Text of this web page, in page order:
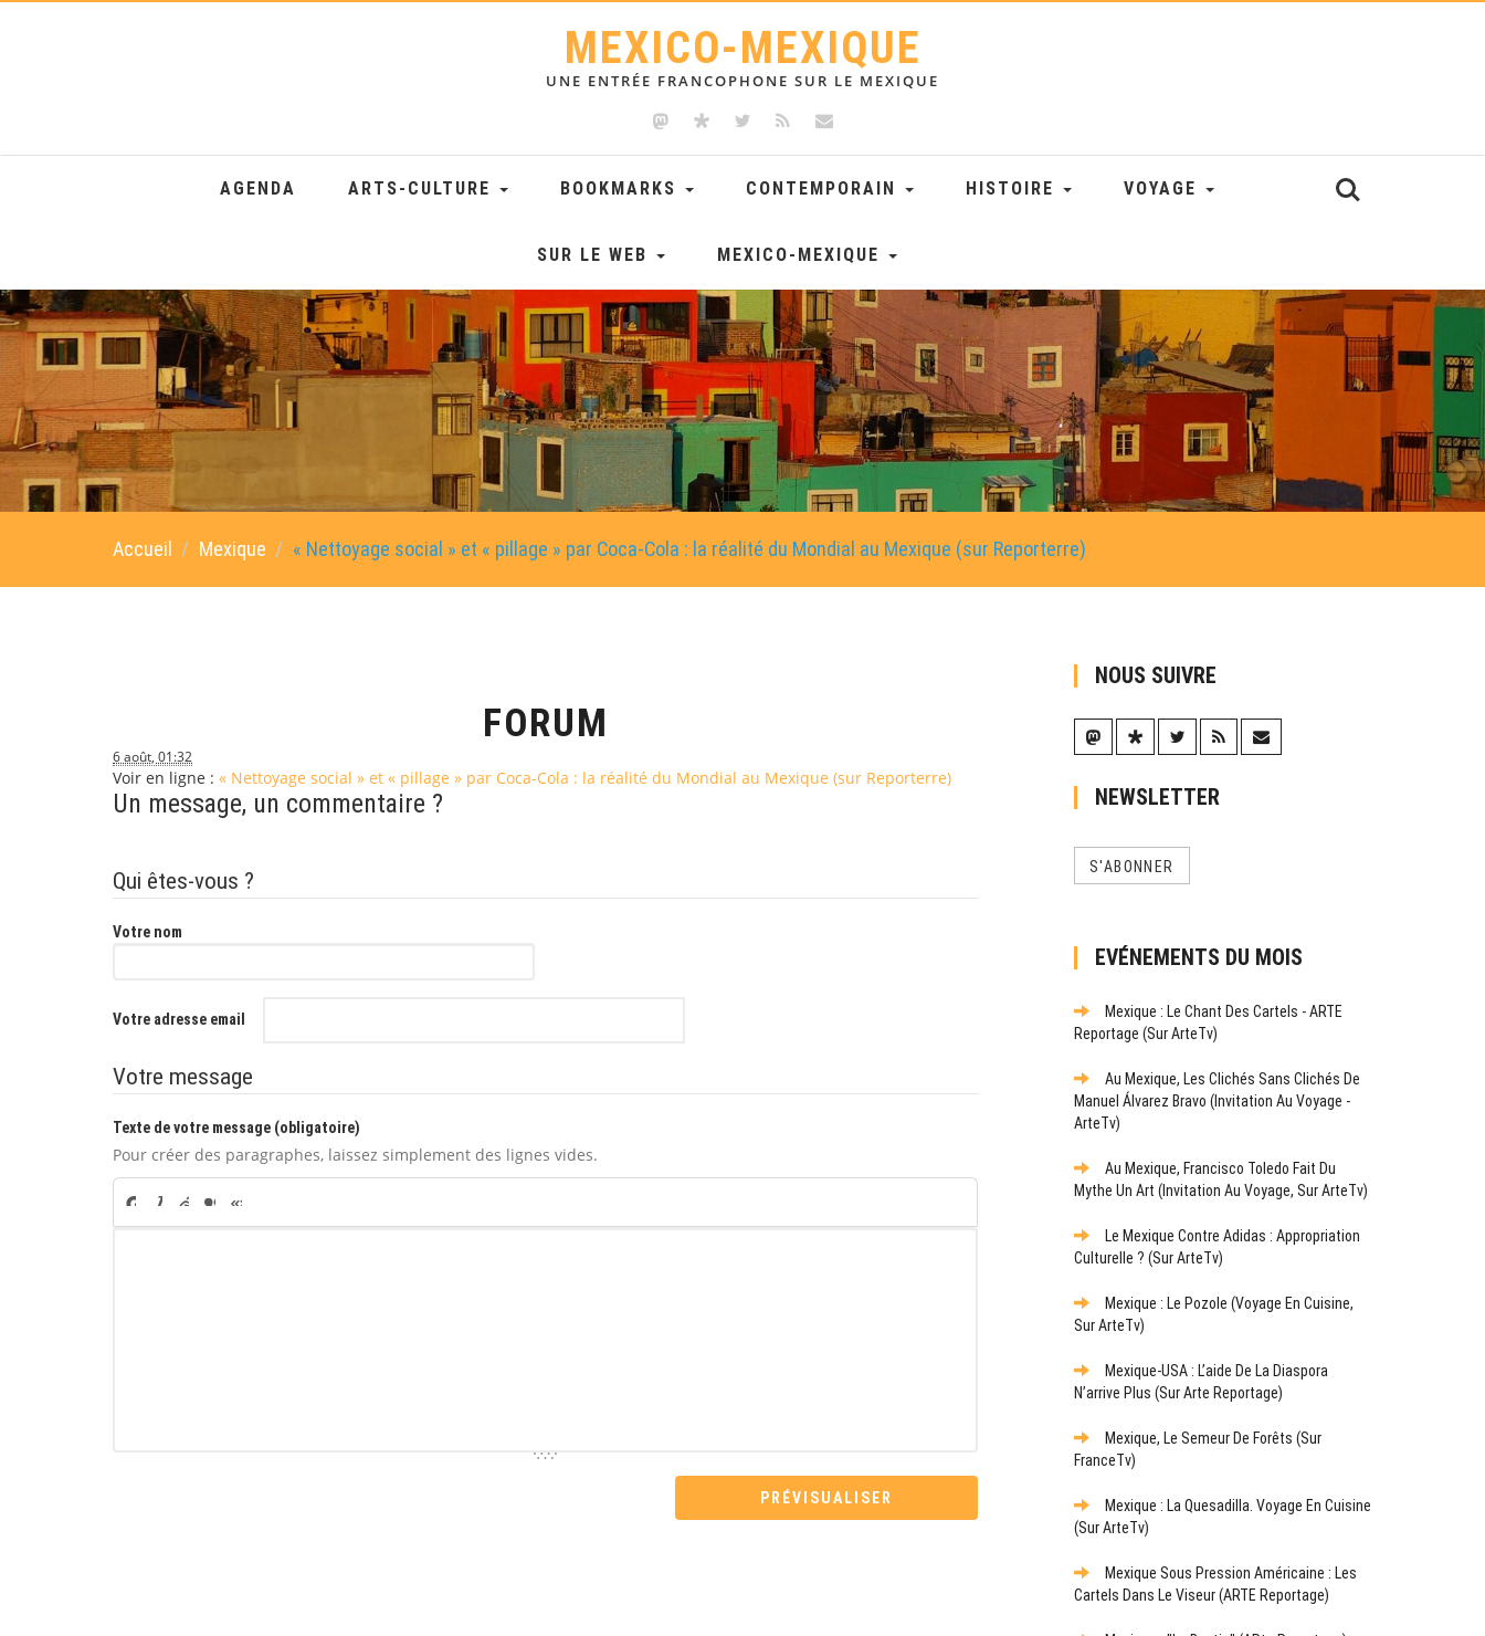
MEXICO-MEXIQUE
UNE ENTRÉE FRANCOPHONE SUR LE MEXIQUE
AGENDA ARTS-CULTURE BOOKMARKS CONTEMPORAIN HISTOIRE VOYAGE
SUR LE WEB MEXICO-MEXIQUE
Accueil Mexique « Nettoyage social » et « pillage » par Coca-Cola : la réalité du Mondial au Mexique (sur Reporterre)
FORUM
6 août, 01:32
Voir en ligne : « Nettoyage social » et « pillage » par Coca-Cola : la réalité du Mondial au Mexique (sur Reporterre)
Un message, un commentaire ?
Qui êtes-vous ?
Votre nom
Votre adresse email
Votre message
Texte de votre message (obligatoire)
Pour créer des paragraphes, laissez simplement des lignes vides.
NOUS SUIVRE
NEWSLETTER
S'ABONNER
EVÉNEMENTS DU MOIS
Mexique : Le Chant Des Cartels - ARTE
Reportage (sur ArteTv)
Au Mexique, Les Clichés Sans Clichés De
Manuel Álvarez Bravo (Invitation Au Voyage -
ArteTv)
Au Mexique, Francisco Toledo Fait Du
Mythe Un Art (Invitation Au Voyage, Sur ArteTv)
Le Mexique Contre Adidas : Appropriation
Culturelle ? (sur ArteTv)
Mexique : Le Pozole (Voyage En Cuisine,
Sur ArteTv)
Mexique-USA : L’aide De La Diaspora
N’arrive Plus (sur Arte Reportage)
Mexique, Le Semeur De Forêts (sur
FranceTv)
Mexique : La Quesadilla. Voyage En Cuisine
(sur ArteTv)
Mexique Sous Pression Américaine : Les
Cartels Dans Le Viseur (ARTE Reportage)